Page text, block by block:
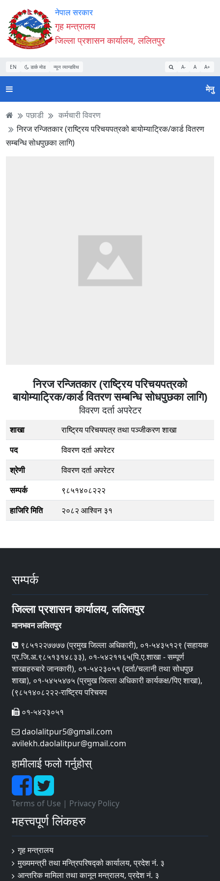
Accessibility
Mode
सुरु
गर्नुहोस्
सामाग्री
पढ्नुहाेस्
नेभिगेसन
पढ्नुहाेस्
वेबसाइट
खोजमा
जानुहोस्
नेपाल सरकार
गृह मन्त्रालय
जिल्ला प्रशासन कार्यालय, ललितपुर
EN डार्क मोड न्यून व्यान्डविथ A- A A+
मेनु
पछाडी
कर्मचारी विवरण
निरज रन्जितकार (राष्ट्रिय परिचयपत्रको बायोम्याट्रिक/कार्ड वितरण
सम्बन्धि सोधपुछका लागि)
निरज रन्जितकार (राष्ट्रिय परिचयपत्रको
बायोम्याट्रिक/कार्ड वितरण सम्बन्धि सोधपुछका लागि)
विवरण दर्ता अपरेटर
शाखा
राष्ट्रिय परिचयपत्र तथा पञ्जीकरण शाखा
पद
विवरण दर्ता अपरेटर
श्रेणी
विवरण दर्ता अपरेटर
सम्पर्क
९८५१४०८२२२
हाजिरि मिति
२०८२ आश्विन ३१
सम्पर्क
जिल्ला प्रशासन कार्यालय, ललितपुर
मानभवन ललितपुर
९८५१२२७७७७ (प्रमुख जिल्ला अधिकारी), ०१-५४३५१२९ (सहायक
प्र.जि.अ.९८५१३१४८३३), ०१-५४२११६५(पि.ए.शाखा - सम्पूर्ण
शाखाहरुबारे जानकारी), ०१-५४२३०५१ (दर्ता/चलानी तथा सोधपुछ
शाखा), ०१-५४५५४७५ (प्रमुख जिल्ला अधिकारी कार्यकक्ष/पिए शाखा),
(९८५१४०८२२२-राष्ट्रिय परिचयप
०१-५४२३०५१
daolalitpur5@gmail.com
avilekh.daolalitpur@gmail.com
हामीलाई फलो गर्नुहोस्
Terms of Use | Privacy Policy
महत्त्वपूर्ण लिंकहरु
गृह मन्त्रालय
मुख्यमन्त्री तथा मन्त्रिपरिषद्को कार्यालय, प्रदेश नं. ३
आन्तरिक मामिला तथा कानून मन्त्रालय, प्रदेश नं. ३